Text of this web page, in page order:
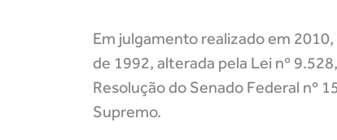
Em julgamento realizado em
de 1992, alterada pela Lei nº
Resolução do Senado Federal nº
Supremo.